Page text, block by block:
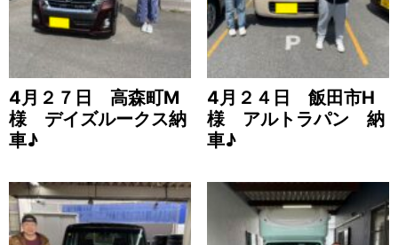
4月２７日 高森町M
様 デイズルークス納
車♪
4月２４日 飯田市H
様 アルトラパン 納
車♪